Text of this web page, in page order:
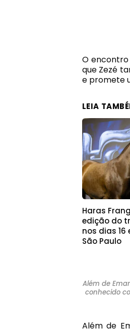
O
que Zezé
e promete
LEIA
Haras
edição do
nos dias 16
São Paulo
Além de
conhecido
Além de